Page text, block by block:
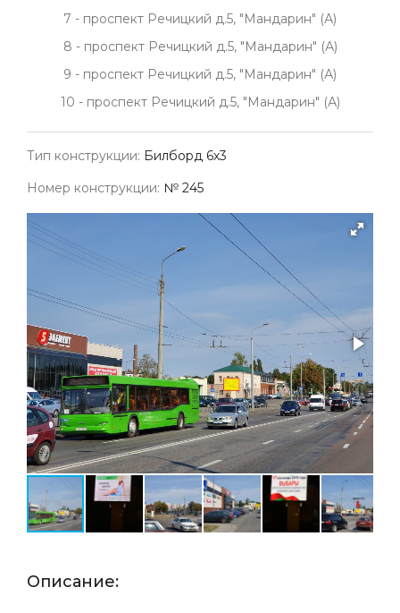
7 - проспект Речицкий д.5, "Мандарин" (А)
8 - проспект Речицкий д.5, "Мандарин" (А)
9 - проспект Речицкий д.5, "Мандарин" (А)
10 - проспект Речицкий д.5, "Мандарин" (А)
Тип конструкции: Билборд 6х3
Номер конструкции: № 245
Описание: